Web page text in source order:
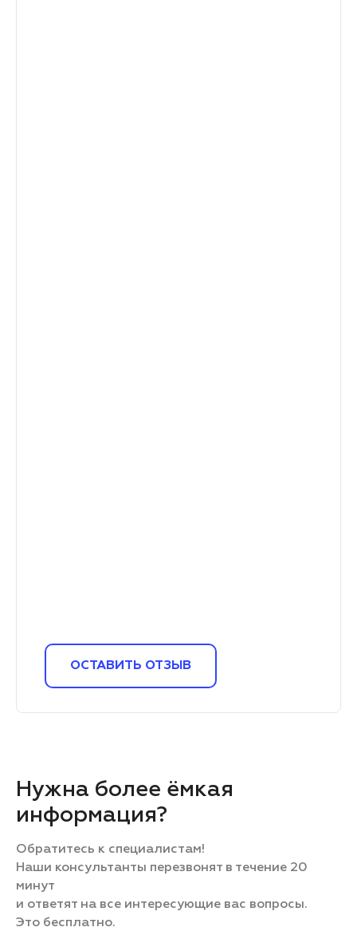
ОСТАВИТЬ ОТЗЫВ
Нужна более ёмкая
информация?
Обратитесь к специалистам!
Наши консультанты перезвонят в течение 20
минут
и ответят на все интересующие вас вопросы.
Это бесплатно.